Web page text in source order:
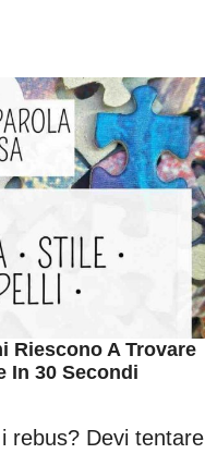
Riescono A Trovare
In 30 Secondi
rebus? Devi tentare